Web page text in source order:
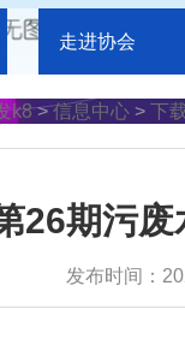
走进协会
k8>信息中心 > 下
26期污
发布时间：